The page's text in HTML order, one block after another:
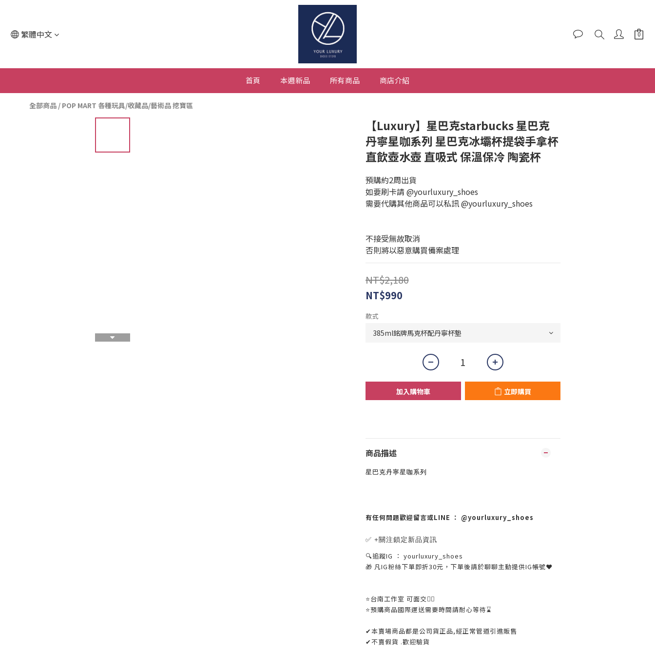
繁體中文
首頁 本週新品 所有商品 商店介紹
全部商品 / POP MART 各種玩具/收藏品/藝術品 挖寶區
【Luxury】星巴克starbucks 星巴克
丹寧星咖系列 星巴克冰壩杯提袋手拿杯
直飲壺水壺 直吸式 保溫保冷 陶瓷杯
預購約2周出貨
如要刷卡請 @yourluxury_shoes
需要代購其他商品可以私訊 @yourluxury_shoes
不接受無故取消
否則將以惡意購買備案處理
NT$2,180
NT$990
款式
加入購物車 立即購買
商品描述
星巴克丹寧星咖系列
有任何問題歡迎留言或LINE ： @yourluxury_shoes
✅ +關注鎖定新品資訊
🔍追蹤IG ： yourluxury_shoes
🎁 凡IG粉絲下單即折30元，下單後請於聊聊主動提供IG帳號❤
⭐️台南工作室 可面交👌🏼
⭐️預購商品國際運送需要時間請耐心等待⌛️
✔本賣場商品都是公司貨正品,經正常管道引進販售
✔不賣假貨 .歡迎驗貨